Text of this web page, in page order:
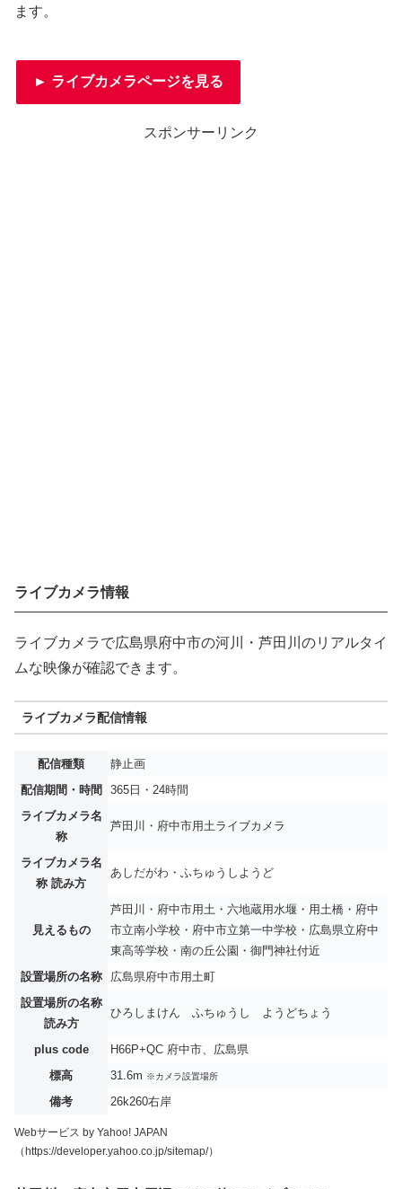
ます。
► ライブカメラページを見る
スポンサーリンク
ライブカメラ情報
ライブカメラで広島県府中市の河川・芦田川のリアルタイ
ムな映像が確認できます。
ライブカメラ配信情報
配信種類
静止画
配信期間・時間
365日・24時間
ライブカメラ名
称
芦田川・府中市用土ライブカメラ
ライブカメラ名
称 読み方
あしだがわ・ふちゅうしようど
見えるもの
芦田川・府中市用土・六地蔵用水堰・用土橋・府中
市立南小学校・府中市立第一中学校・広島県立府中
東高等学校・南の丘公園・御門神社付近
設置場所の名称
広島県府中市用土町
設置場所の名称
読み方
ひろしまけん ふちゅうし ようどちょう
plus code
H66P+QC 府中市、広島県
標高
31.6m ※カメラ設置場所
備考 26k260右岸
Webサービス by Yahoo! JAPAN
（https://developer.yahoo.co.jp/sitemap/）